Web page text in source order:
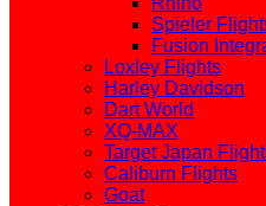
Spieler
Fusion
Loxley Flights
Harley Davidson
Dart World
XQ-MAX
Target Japan
Caliburn Flights
Goat